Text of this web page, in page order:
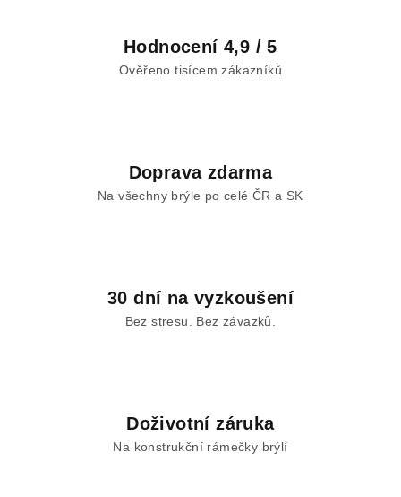
í
p
r
v
ý
p
Hodnocení 4,9 / 5
Ověřeno tisícem zákazníků
Doprava zdarma
Na všechny brýle po celé ČR a SK
30 dní na vyzkoušení
Bez stresu. Bez závazků.
Doživotní záruka
Na konstrukční rámečky brýlí